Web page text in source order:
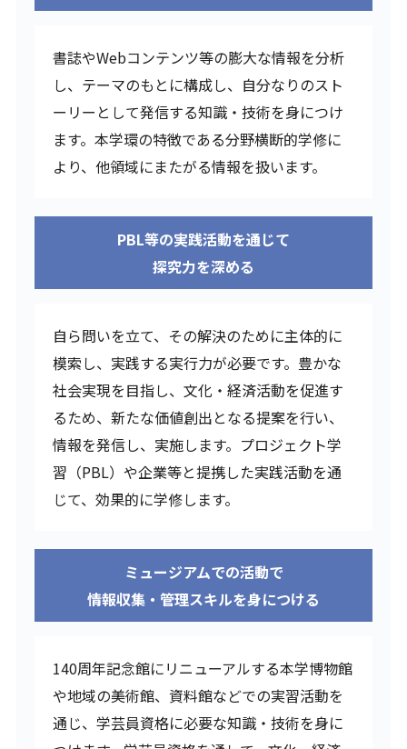
書誌やWebコンテンツ等の膨大な情報を分析
し、テーマのもとに構成し、自分なりのスト
ーリーとして発信する知識・技術を身につけ
ます。本学環の特徴である分野横断的学修に
より、他領域にまたがる情報を扱います。
PBL等の実践活動を通じて
探究力を深める
自ら問いを立て、その解決のために主体的に
模索し、実践する実行力が必要です。豊かな
社会実現を目指し、文化・経済活動を促進す
るため、新たな価値創出となる提案を行い、
情報を発信し、実施します。プロジェクト学
習（PBL）や企業等と提携した実践活動を通
じて、効果的に学修します。
ミュージアムでの活動で
情報収集・管理スキルを身につける
140周年記念館にリニューアルする本学博物館
や地域の美術館、資料館などでの実習活動を
通じ、学芸員資格に必要な知識・技術を身に